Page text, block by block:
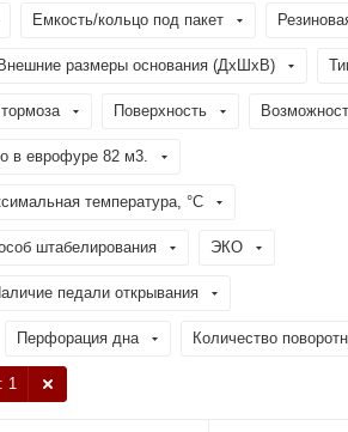
Емкость/кольцо под пакет
Внешние размеры основания (ДхШхВ)
Поверхность
в еврофуре 82 м3.
температура, °C
штабелирования ЭКО
педали открывания
Перфорация дна Количество
: 1